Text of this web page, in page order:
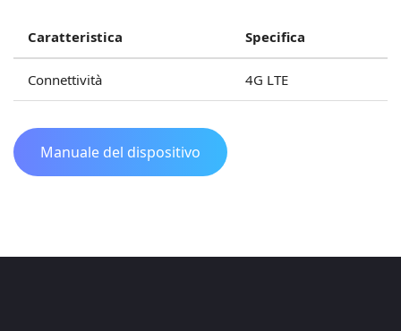
Caratteristica Specifica
Connettività 4G LTE
Manuale del dispositivo